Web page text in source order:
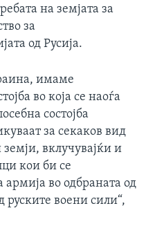
на земјата за
за
од Русија.
имаме
во која се наоѓа
состојба
за секаков вид
вклучувајќи и
кои би се
во одбраната од
руските воени сили“,